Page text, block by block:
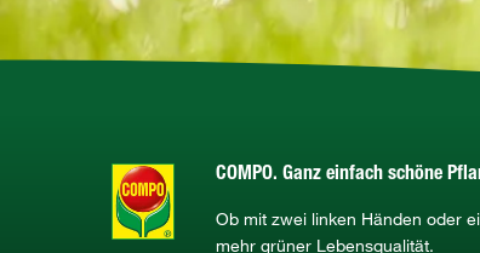
COMPO. Ganz einfach schöne
Ob mit zwei linken Händen oder
mehr grüner Lebensqualität.